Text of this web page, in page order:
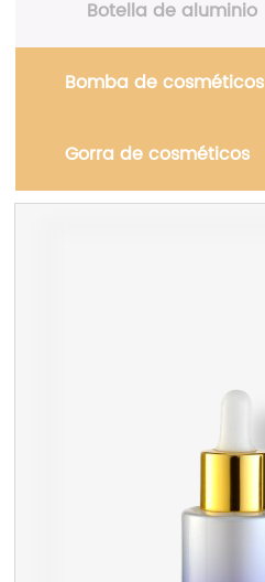
Botella de aluminio
Bomba de cosméticos
Gorra de cosméticos